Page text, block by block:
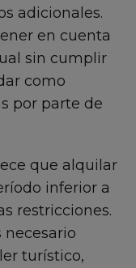
adicionales.
en cuenta
sin cumplir
como
por parte de
que alquilar
inferior a
restricciones.
necesario
turístico,